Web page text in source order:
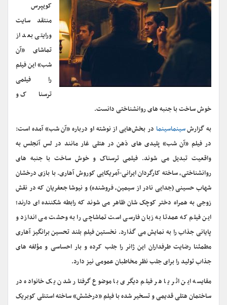
کویپرس
منتقد سایت
ورایتی بعد از
تماشای «آن
شب» این فیلم
را فیلمی
ترسناک و
خوش ساخت با جنبه های روانشناختی دانست.
به گزارشسینماسینما در بخش‌هایی از نوشته او درباره «آن شب» آمده است:
در فیلم «آن شب» پلیدی های ذهن در هتلی غار مانند در لس آنجلس به
واقعیت تبدیل می شوند. فیلمی ترسناک و خوش ساخت با جنبه های
روانشناختی، ساخته کارگردان ایرانی-آمریکایی کوروش آهاری. با بازی درخشان
شهاب حسینی (جدایی نادر از سیمین، فروشنده) و نیوشا جعفریان که در نقش
زوجی به همراه دختر کوچک شان ظاهر می شوند که رابطه شکننده ای دارند؛
این فیلم که عمدتا به زبان فارسی است تماشاچی را به وحشت می اندازد و
پایانی جذاب را به نمایش می گذارد. نخستین فیلم بلند تحسین برانگیز آهاری
مطمئنا رضایت طرفداران این ژانر را جلب کرده و بار احساسی و مؤلفه های
جذاب تولید را برای جلب نظر مخاطبان عمومی نیز دارد.
مقایسه این اثر یا هر فیلم دیگری با موضوع گرفتار شدن یک خانواده در
ساختمان هتلی قدیمی و تسخیر شده با فیلم «درخشش» ساخته استنلی کوبریک